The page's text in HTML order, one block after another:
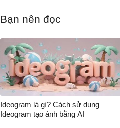
Bạn nên đọc
Ideogram là gì? Cách sử dụng
Ideogram tạo ảnh bằng AI